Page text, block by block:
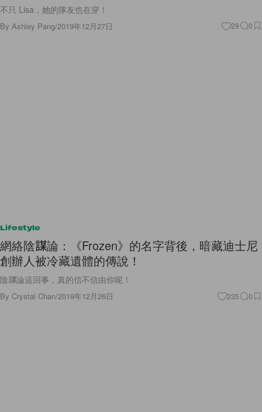
不只 Lisa，她的隊友也在穿！
By Ashley Pang/2019年12月27日 29 0
Lifestyle
網絡陰謀論：《Frozen》的名字背後，暗藏迪士尼
創辦人被冷藏遺體的傳說！
陰謀論這回事，真的信不信由你呢！
By Crystal Chan/2019年12月26日 235 0